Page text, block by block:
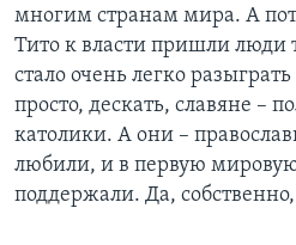
многим странам мира. А
Тито к власти пришли
стало очень легко
просто, дескать, славяне –
католики. А они –
любили, и в первую
поддержали. Да,